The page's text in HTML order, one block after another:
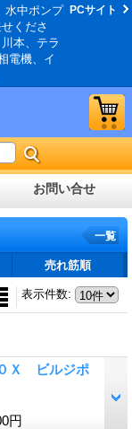
水中ポンプ
くださ
本、テラ
電機、イ
PCサイト
お問い合せ
一覧
売れ筋順
表示件数:
Ｘ ビルジポ
円